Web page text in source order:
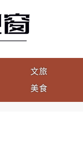
文旅
美食